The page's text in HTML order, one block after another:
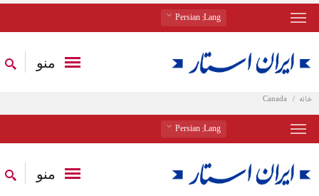
Lang
: Persian
منو
خانه Canada
Lang
: Persian
منو